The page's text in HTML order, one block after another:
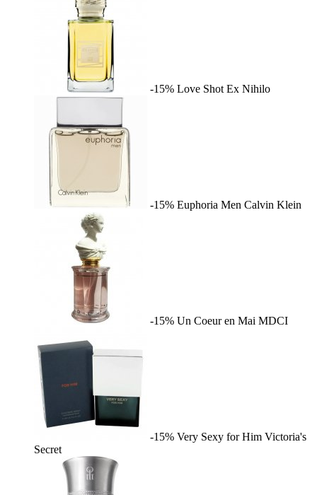
-15% Love Shot Ex Nihilo
-15% Euphoria Men Calvin Klein
-15% Un Coeur en Mai MDCI
-15% Very Sexy for Him Victoria's
Secret